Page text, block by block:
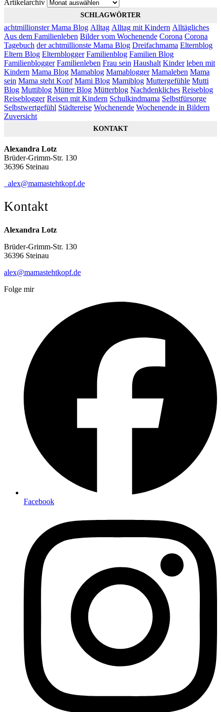
Artikelarchiv
SCHLAGWÖRTER
achtmillionster Mama Blog Alltag Alltag mit Kindern Alltägliches
Aus dem Familienleben Bilder vom Wochenende Corona Corona
Tagebuch der achtmillionste Mama Blog Dreifachmama Elternblog
Eltern Blog Elternblogger Familienblog Familien Blog
Familienblogger Familienleben Frau sein Haushalt Kinder leben mit
Kindern Mama Blog Mamablog Mamablogger Mamaleben Mama
sein Mama steht Kopf Mami Blog Mamiblog Muttergefühle Mutti
Blog Muttiblog Mütter Blog Mütterblog Nachdenkliches Reiseblog
Reiseblogger Reisen mit Kindern Schulkindmama Selbstfürsorge
Selbstwertgefühl Städtereise Wochenende Wochenende in Bildern
Zuversicht
KONTAKT
Alexandra Lotz
Brüder-Grimm-Str. 130
36396 Steinau
alex@mamastehtkopf.de
Kontakt
Alexandra Lotz
Brüder-Grimm-Str. 130
36396 Steinau
alex@mamastehtkopf.de
Folge mir
Facebook